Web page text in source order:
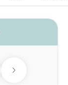
Next day